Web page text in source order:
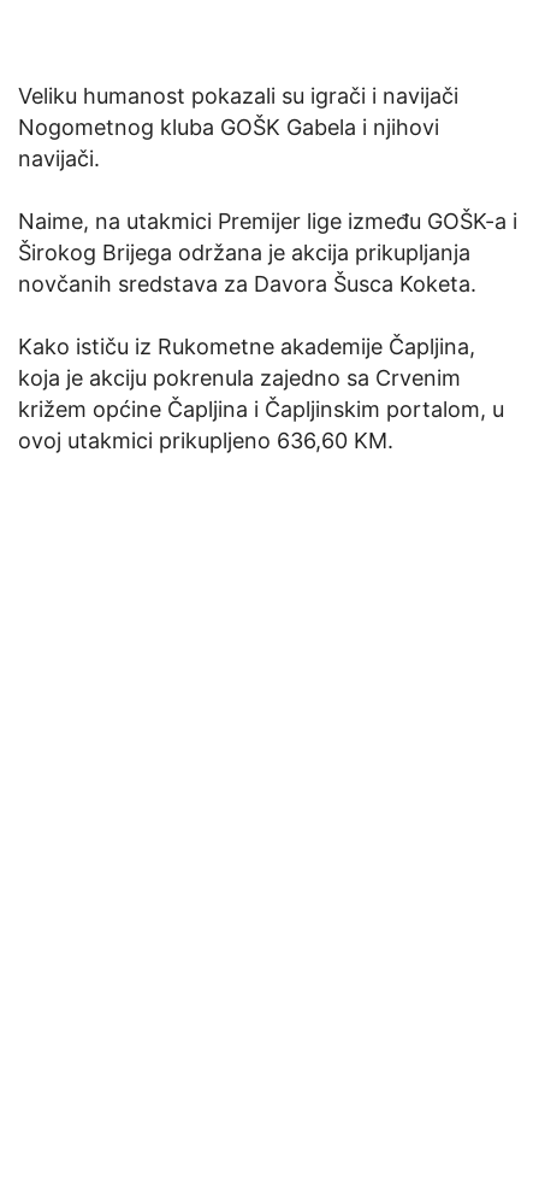
Veliku humanost pokazali su igrači i navijači
Nogometnog kluba GOŠK Gabela i njihovi
navijači.
Naime, na utakmici Premijer lige između GOŠK-a i
Širokog Brijega održana je akcija prikupljanja
novčanih sredstava za Davora Šusca Koketa.
Kako ističu iz Rukometne akademije Čapljina,
koja je akciju pokrenula zajedno sa Crvenim
križem općine Čapljina i Čapljinskim portalom, u
ovoj utakmici prikupljeno 636,60 KM.